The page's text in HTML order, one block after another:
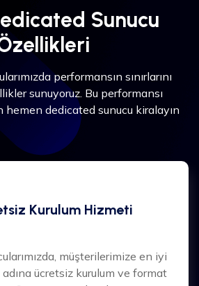
Sunucu
performansın sınırlarını
sunuyoruz. Bu performansı
dedicated sunucu kiralayın
Kurulum Hizmeti
müşterilerimize en iyi
ücretsiz kurulum ve format